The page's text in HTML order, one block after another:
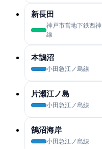
新長田
神戸市営地下鉄西神
線
本鵠沼
小田急江ノ島線
片瀬江ノ島
小田急江ノ島線
鵠沼海岸
小田急江ノ島線